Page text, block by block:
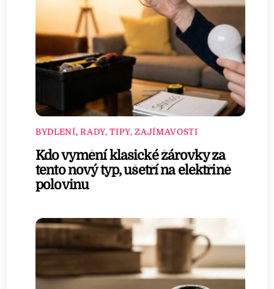
BYDLENÍ,RADY, TIPY, ZAJÍMAVOSTI
Kdo vymění klasické žárovky za
tento nový typ, ušetří na elektřině
polovinu